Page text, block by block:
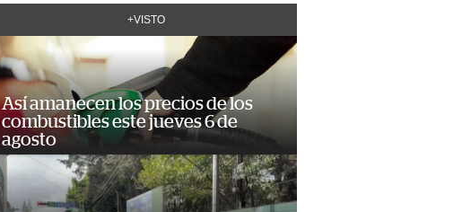
+VISTO
Así amanecen los precios de los
combustibles este jueves 6 de
agosto